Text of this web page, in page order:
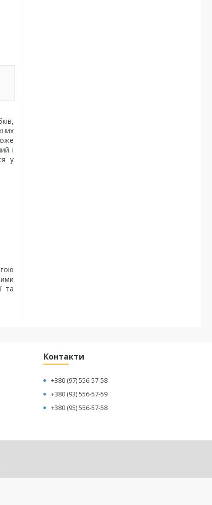
і
у
та
Контакти
+380 (97) 556-57-58
+380 (93) 556-57-59
+380 (95) 556-57-58